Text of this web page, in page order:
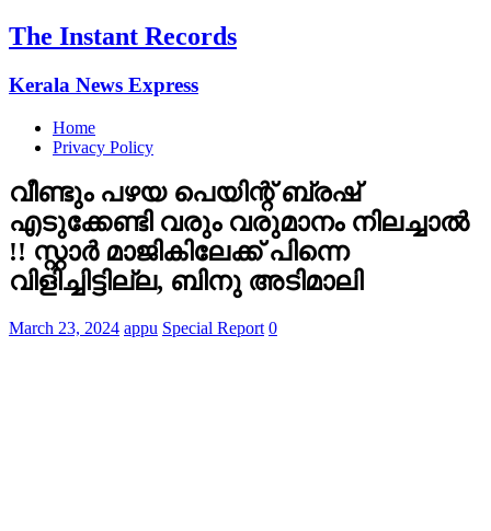
The Instant Records
Kerala News Express
Home
Privacy Policy
വീണ്ടും പഴയ പെയിന്റ് ബ്രഷ്
എടുക്കേണ്ടി വരും വരുമാനം നിലച്ചാല്‍
!! സ്റ്റാര്‍ മാജികിലേക്ക് പിന്നെ
വിളിച്ചിട്ടില്ല, ബിനു അടിമാലി
March 23, 2024 appu Special Report 0